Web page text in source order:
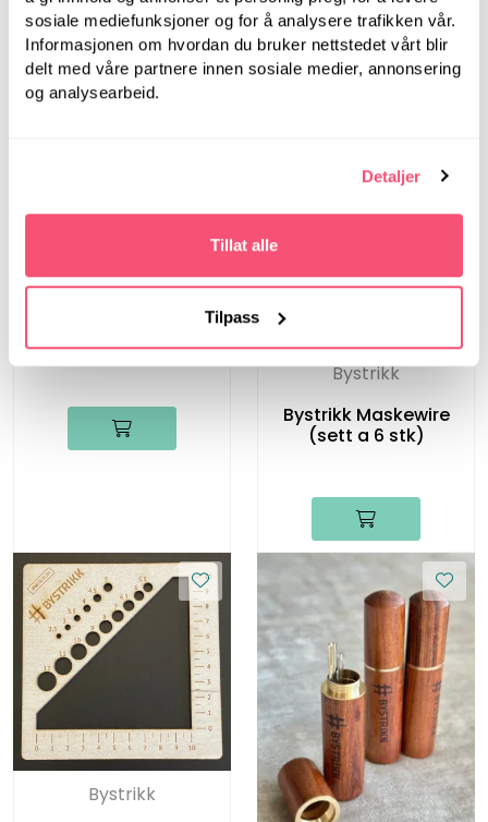
sosiale mediefunksjoner og for å analysere trafikken vår.
Informasjonen om hvordan du bruker nettstedet vårt blir
delt med våre partnere innen sosiale medier, annonsering
og analysearbeid.
Detaljer
Tillat alle
Tilpass
Bystrikk
(Rosa)
Bystrikk
Bystrikk Maskewire
(sett a 6 stk)
Bystrikk